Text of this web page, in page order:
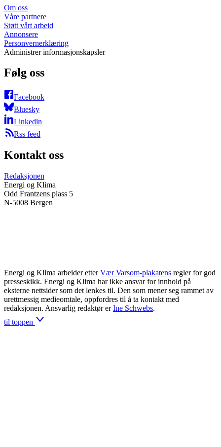
Om oss
Våre partnere
Støtt vårt arbeid
Annonsere
Personvernerklæring
Administrer informasjonskapsler
Følg oss
Facebook
Bluesky
Linkedin
Rss feed
Kontakt oss
Redaksjonen
Energi og Klima
Odd Frantzens plass 5
N-5008 Bergen
Energi og Klima arbeider etter Vær Varsom-plakatens regler for god
presseskikk. Energi og Klima har ikke ansvar for innhold på
eksterne nettsider som det lenkes til. Den som mener seg rammet av
urettmessig medieomtale, oppfordres til å ta kontakt med
redaksjonen. Ansvarlig redaktør er Ine Schwebs.
til toppen